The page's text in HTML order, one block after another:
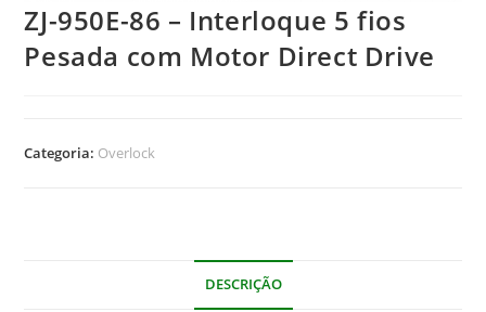
ZJ-950E-86 – Interloque 5 fios
Pesada com Motor Direct Drive
Categoria: Overlock
DESCRIÇÃO